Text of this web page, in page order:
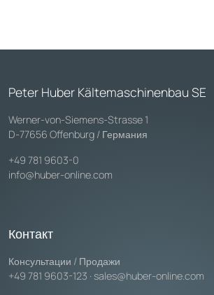
Peter Huber Kältemaschinenbau SE
Werner-von-Siemens-Strasse 1
D-77656 Offenburg / Германия
+49 781 9603-0
info@huber-online.com
Контакт
Консультации / Продажи
+49 781 9603-123 · sales@huber-online.com